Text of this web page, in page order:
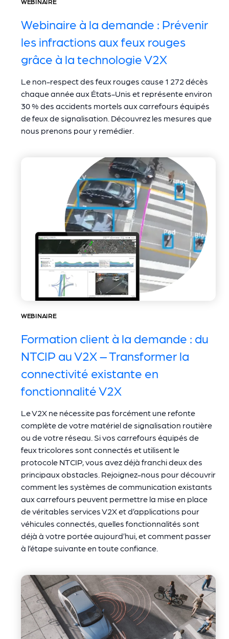
WEBINAIRE
Webinaire à la demande : Prévenir
les infractions aux feux rouges
grâce à la technologie V2X
Le non-respect des feux rouges cause 1 272 décès
chaque année aux États-Unis et représente environ
30 % des accidents mortels aux carrefours équipés
de feux de signalisation. Découvrez les mesures que
nous prenons pour y remédier.
WEBINAIRE
Formation client à la demande : du
NTCIP au V2X – Transformer la
connectivité existante en
fonctionnalité V2X
Le V2X ne nécessite pas forcément une refonte
complète de votre matériel de signalisation routière
ou de votre réseau. Si vos carrefours équipés de
feux tricolores sont connectés et utilisent le
protocole NTCIP, vous avez déjà franchi deux des
principaux obstacles. Rejoignez-nous pour découvrir
comment les systèmes de communication existants
aux carrefours peuvent permettre la mise en place
de véritables services V2X et d’applications pour
véhicules connectés, quelles fonctionnalités sont
déjà à votre portée aujourd’hui, et comment passer
à l’étape suivante en toute confiance.